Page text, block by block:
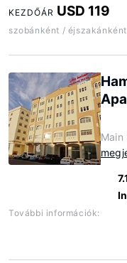
KEZDŐÁR USD 119
szobánként / éjszakánként
Main
További információk: